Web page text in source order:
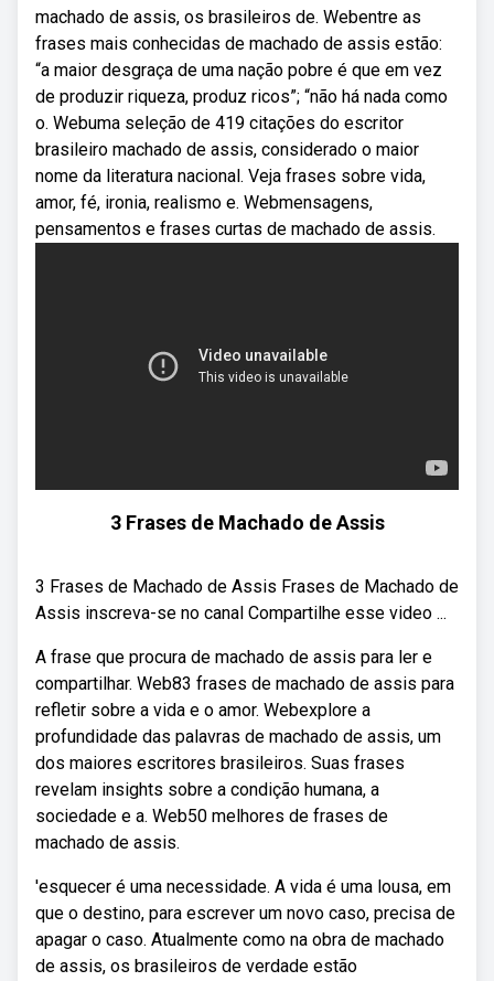
machado de assis, os brasileiros de. Webentre as
frases mais conhecidas de machado de assis estão:
“a maior desgraça de uma nação pobre é que em vez
de produzir riqueza, produz ricos”; “não há nada como
o. Webuma seleção de 419 citações do escritor
brasileiro machado de assis, considerado o maior
nome da literatura nacional. Veja frases sobre vida,
amor, fé, ironia, realismo e. Webmensagens,
pensamentos e frases curtas de machado de assis.
3 Frases de Machado de Assis
3 Frases de Machado de Assis Frases de Machado de
Assis inscreva-se no canal Compartilhe esse video ...
A frase que procura de machado de assis para ler e
compartilhar. Web83 frases de machado de assis para
refletir sobre a vida e o amor. Webexplore a
profundidade das palavras de machado de assis, um
dos maiores escritores brasileiros. Suas frases
revelam insights sobre a condição humana, a
sociedade e a. Web50 melhores de frases de
machado de assis.
'esquecer é uma necessidade. A vida é uma lousa, em
que o destino, para escrever um novo caso, precisa de
apagar o caso. Atualmente como na obra de machado
de assis, os brasileiros de verdade estão